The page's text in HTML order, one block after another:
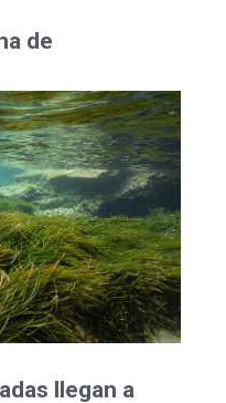
de
llegan a